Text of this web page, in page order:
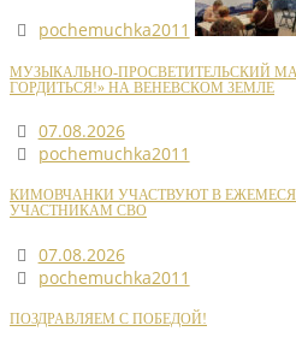
pochemuchka2011
МУЗЫКАЛЬНО-ПРОСВЕТИТЕЛЬСКИЙ
ГОРДИТЬСЯ!» НА ВЕНЕВСКОМ ЗЕМЛЕ
07.08.2026
pochemuchka2011
КИМОВЧАНКИ УЧАСТВУЮТ В
УЧАСТНИКАМ СВО
07.08.2026
pochemuchka2011
ПОЗДРАВЛЯЕМ С ПОБЕДОЙ!